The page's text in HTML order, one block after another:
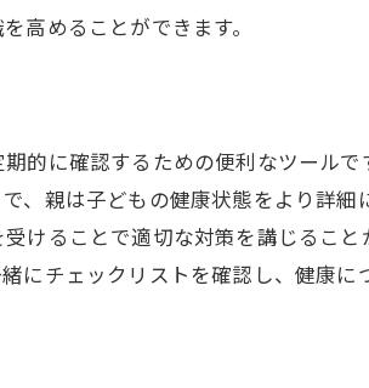
親子で健康目標を設定し達成する
未来を見据えた健康管理の重要性
高めることができます。
的に確認するための便利なツール
、親は子どもの健康状態をより詳
けることで適切な対策を講じるこ
にチェックリストを確認し、健康